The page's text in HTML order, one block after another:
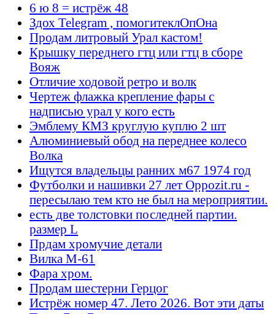
6 ю 8 = истрёж 48
Здох Telegram , помогитеклОпОна
Продам литровый Урал кастом!
Крышку переднего гтц или гтц в сборе
Вояж
Отличие ходовой ретро и волк
Чертеж флажка крепление фары с
надписью урал у кого есть
Эмблему КМЗ круглую куплю 2 шт
Алюминиевый обод на переднее колесо
Волка
Ищутся владельцы ранних м67 1974 год
Футболки и нашивки 27 лет Oppozit.ru -
пересылаю тем кто не был на мероприятии.
есть две толстовки последней партии.
размер L
Прдам хромучие детали
Вилка М-61
Фара хром.
Продам шестерни Герцог
Истрёж номер 47. Лето 2026. Вот эти даты